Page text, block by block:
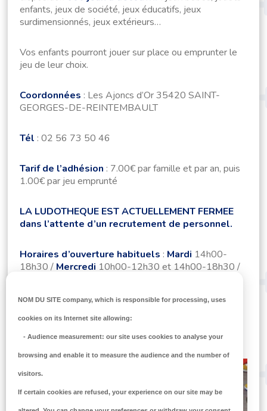
enfants, jeux de société, jeux éducatifs, jeux
surdimensionnés, jeux extérieurs…
Vos enfants pourront jouer sur place ou emprunter le
jeu de leur choix.
Coordonnées : Les Ajoncs d’Or 35420 SAINT-
GEORGES-DE-REINTEMBAULT
Tél : 02 56 73 50 46
Tarif de l’adhésion : 7.00€ par famille et par an, puis
1.00€ par jeu emprunté
LA LUDOTHEQUE EST ACTUELLEMENT FERMEE
dans l’attente d’un recrutement de personnel.
Horaires d’ouverture habituels : Mardi 14h00-
18h30 / Mercredi 10h00-12h30 et 14h00-18h30 /
NOM DU SITE company, which is responsible for processing, uses
cookies on its Internet site allowing:
- Audience measurement: our site uses cookies to analyse your
browsing and enable it to measure the audience and the number of
visitors.
If certain cookies are refused, your experience on our site may be